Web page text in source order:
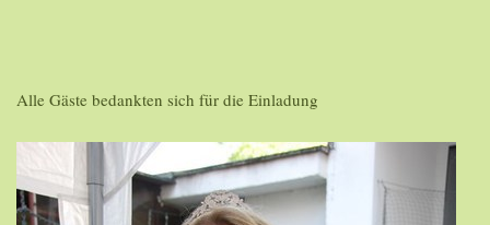
Alle Gäste bedankten sich für die Einladung